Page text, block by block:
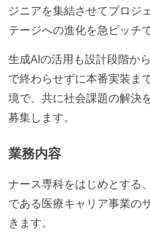
ジニアを集結させてプロジ
テージへの進化を急ピッチ
生成AIの活用も設計段階か
で終わらせずに本番実装ま
境で、共に社会課題の解決
募集します。
業務内容
ナース専科をはじめとする
である医療キャリア事業の
きます。